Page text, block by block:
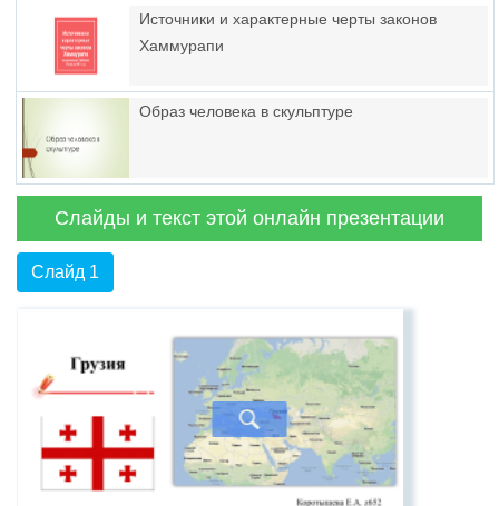
Источники и характерные черты законов
Хаммурапи
Образ человека в скульптуре
Слайды и текст этой онлайн презентации
Слайд 1